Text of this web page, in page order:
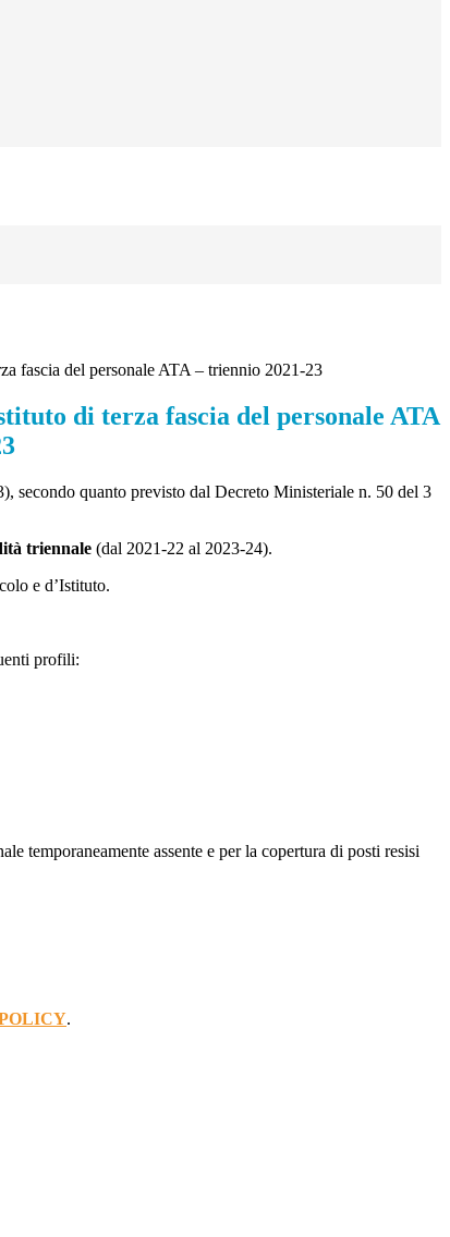
fascia del personale ATA – triennio 2021-23
di terza fascia del personale ATA
secondo quanto previsto dal Decreto Ministeriale n. 50 del 3
triennale (dal 2021-22 al 2023-24).
e d’Istituto.
profili:
temporaneamente assente e per la copertura di posti resisi
.